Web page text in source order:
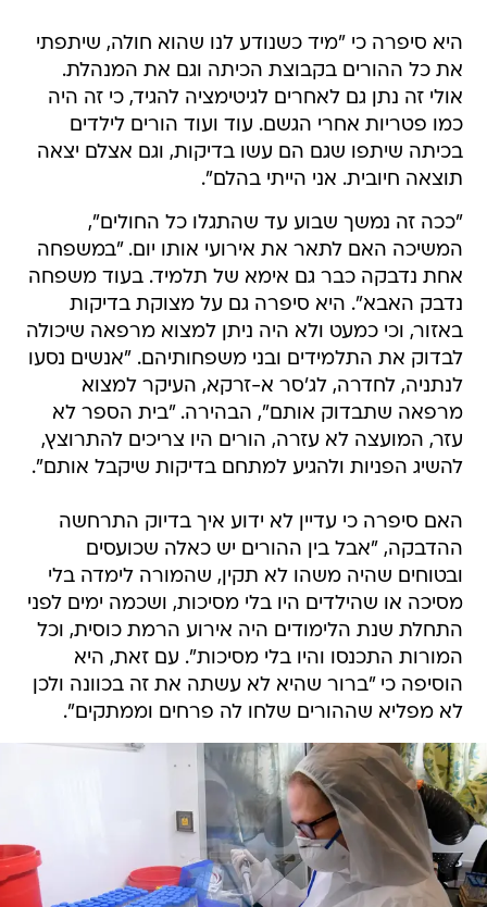
היא סיפרה כי "מיד כשנודע לנו שהוא חולה, שיתפתי
את כל ההורים בקבוצת הכיתה וגם את המנהלת.
אולי זה נתן גם לאחרים לגיטימציה להגיד, כי זה היה
כמו פטריות אחרי הגשם. עוד ועוד הורים לילדים
בכיתה שיתפו שגם הם עשו בדיקות, וגם אצלם יצאה
תוצאה חיובית. אני הייתי בהלם".
"ככה זה נמשך שבוע עד שהתגלו כל החולים",
המשיכה האם לתאר את אירועי אותו יום. "במשפחה
אחת נדבקה כבר גם אימא של תלמיד. בעוד משפחה
נדבק האבא". היא סיפרה גם על מצוקת בדיקות
באזור, וכי כמעט ולא היה ניתן למצוא מרפאה שיכולה
לבדוק את התלמידים ובני משפחותיהם. "אנשים נסעו
לנתניה, לחדרה, לג'סר א-זרקא, העיקר למצוא
מרפאה שתבדוק אותם", הבהירה. "בית הספר לא
עזר, המועצה לא עזרה, הורים היו צריכים להתרוצץ,
להשיג הפניות ולהגיע למתחם בדיקות שיקבל אותם".
האם סיפרה כי עדיין לא ידוע איך בדיוק התרחשה
ההדבקה, "אבל בין ההורים יש כאלה שכועסים
ובטוחים שהיה משהו לא תקין, שהמורה לימדה בלי
מסיכה או שהילדים היו בלי מסיכות, ושכמה ימים לפני
התחלת שנת הלימודים היה אירוע הרמת כוסית, וכל
המורות התכנסו והיו בלי מסיכות". עם זאת, היא
הוסיפה כי "ברור שהיא לא עשתה את זה בכוונה ולכן
לא מפליא שההורים שלחו לה פרחים וממתקים".